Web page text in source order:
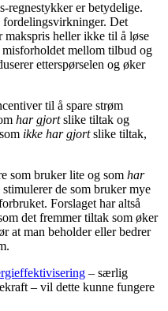
regnestykker er betydelige.
Det
heller ikke til å løse
mellom tilbud og
etterspørselen og øker
til å spare strøm
har gjortslike tiltak og
ikke har gjortslike tiltak,
som bruker lite og som har
de som bruker mye
Forslaget har altså
det fremmer tiltak som øker
at man beholder eller bedrer
– særlig
– vil dette kunne fungere